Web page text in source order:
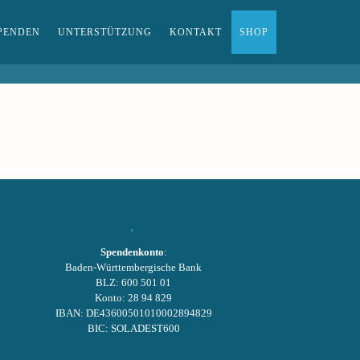
UNTERSTÜTZUNG KONTAKT SHOP
Spendenkonto:
Baden-Württembergische Bank
BLZ: 600 501 01
Konto: 28 94 829
IBAN: DE43600501010002894829
BIC: SOLADEST600